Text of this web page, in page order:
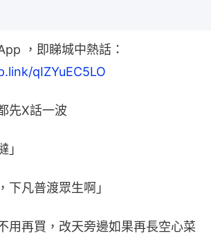
，即睇城中熱話：
qIZYuEC5LO
先X話一波
」
下凡普渡眾生啊」
用再買，改天旁邊如果再長空心菜